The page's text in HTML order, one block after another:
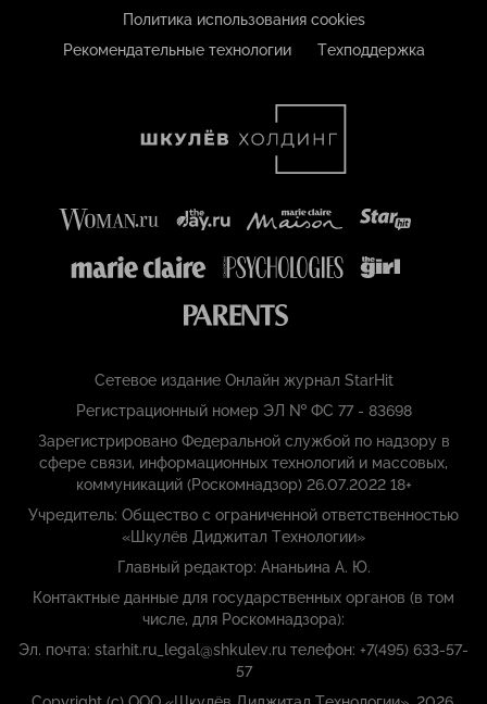
Политика использования cookies
Рекомендательные технологии
Техподдержка
Сетевое издание Онлайн журнал StarHit
Регистрационный номер ЭЛ № ФС 77 - 83698
Зарегистрировано Федеральной службой по надзору в
сфере связи, информационных технологий и массовых,
коммуникаций (Роскомнадзор) 26.07.2022 18+
Учредитель: Общество с ограниченной ответственностью
«Шкулёв Диджитал Технологии»
Главный редактор: Ананьина А. Ю.
Контактные данные для государственных органов (в том
числе, для Роскомнадзора):
Эл. почта: starhit.ru_legal@shkulev.ru телефон: +7(495) 633-57-
57